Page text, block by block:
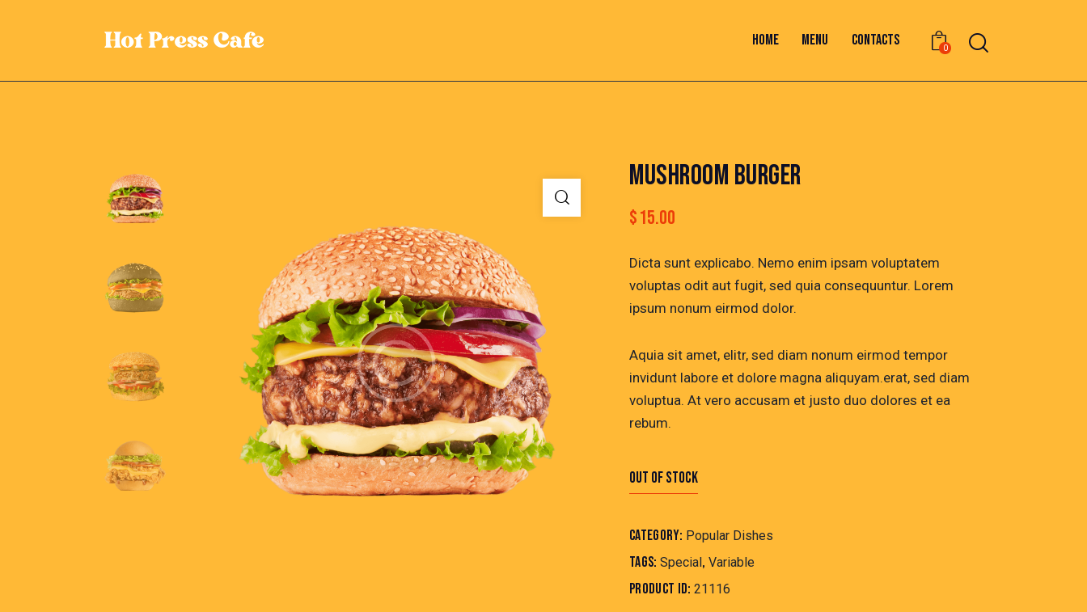
HOME MENU CONTACTS 0
MUSHROOM BURGER
$15.00
Dicta sunt explicabo. Nemo enim ipsam voluptatem
voluptas odit aut fugit, sed quia consequuntur. Lorem
ipsum nonum eirmod dolor.
Aquia sit amet, elitr, sed diam nonum eirmod tempor
invidunt labore et dolore magna aliquyam.erat, sed diam
voluptua. At vero accusam et justo duo dolores et ea
rebum.
Out of stock
Category: Popular Dishes
Tags:Special , Variable
Product ID:21116